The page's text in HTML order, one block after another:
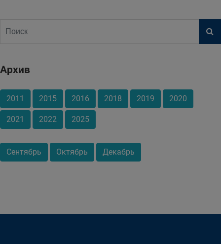
Архив
2011 2015 2016 2018 2019 2020
2021 2022 2025
Сентябрь Октябрь Декабрь